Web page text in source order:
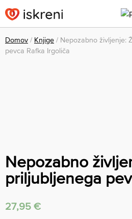
Domov / Knjige / Nepozabno življenje:
pevca Rafka Irgoliča
Nepozabno
priljubljenega
27,95 €